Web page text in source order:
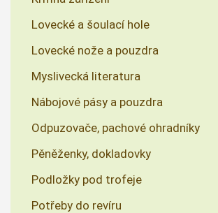
Lovecké a šoulací hole
Lovecké nože a pouzdra
Myslivecká literatura
Nábojové pásy a pouzdra
Odpuzovače, pachové ohradníky
Pěněženky, dokladovky
Podložky pod trofeje
Potřeby do revíru